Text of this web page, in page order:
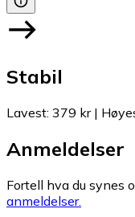
Stabil
Lavest: 379 kr|
Anmeldelser
Fortell hva du synes
anmeldelser.